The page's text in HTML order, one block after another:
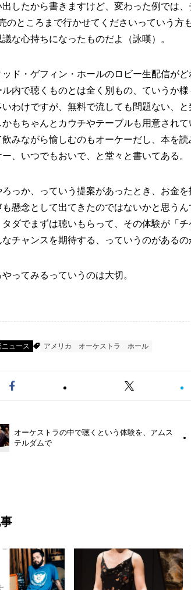
出したから書きますけど、変わった例では
のところまで行かせてくださいっていう方
な心持ちになったものだよ（詠嘆）。
ッド・ゲフィン・ホールのロビー生配信が
ル内で聴くものとは全く別もの、ていうか
わけですが、無料で流しても問題ない、
かもちゃんとカウチやテーブルも用意され
飲みながら愉しむのもオーケーだし、本を
ー、いつでもおいで、と堂々と書いてある。
ろっか、っていう提案があったとき、お金
も懸念として出てきたのではないかと思う
タダでまずは聴いもらって、その体験が「
チャンスを期待する、っていうのがあるの
ってみるっていうのは大切。
ュース アメリカ オーケストラ ホール
オーケストラの中で聴くという体験を、アムス
テルダムで